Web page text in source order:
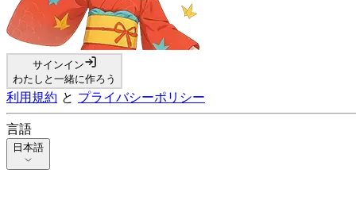
サインイン
わたしと一緒に作ろう
利用規約 と プライバシーポリシー
言語
日本語